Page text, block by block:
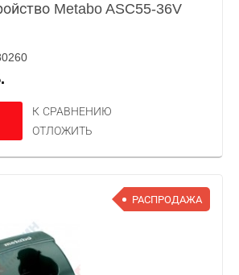
Metabo ASC55-36V
К СРАВНЕНИЮ
ОТЛОЖИТЬ
РАСПРОДАЖА